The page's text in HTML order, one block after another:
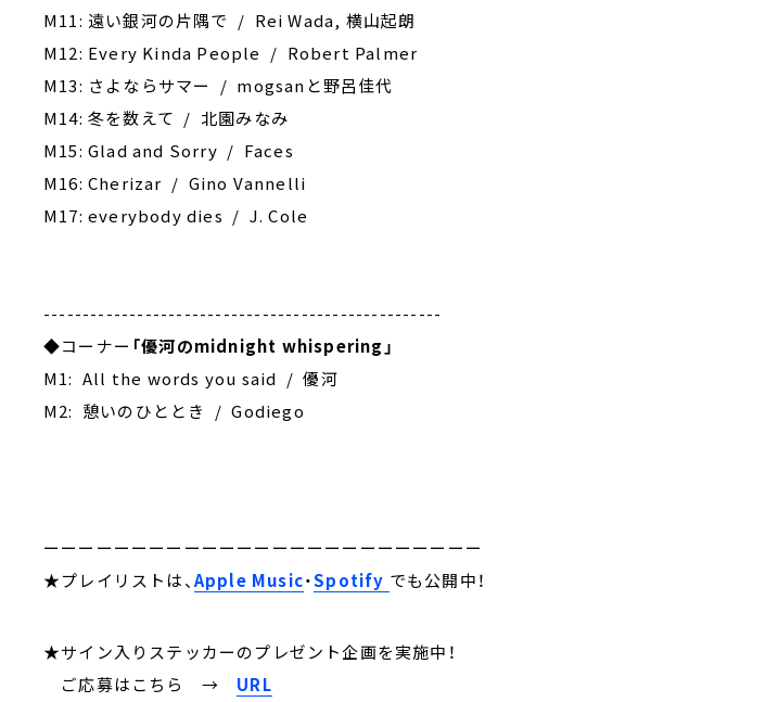
M11: 遠い銀河の片隅で / Rei Wada, 横山起朗
M12: Every Kinda People / Robert Palmer
M13: さよならサマー / mogsanと野呂佳代
M14: ‎冬を数えて / 北園みなみ
M15: Glad and Sorry / Faces
M16: Cherizar / Gino Vannelli
M17: everybody dies / J. Cole
---------------------------------------------------
◆コーナー 「優河のmidnight whispering」
M1: All the words you said / 優河
M2: 憩いのひととき / Godiego
ーーーーーーーーーーーーーーーーーーーーーーーーー
★プレイリストは、 Apple Music・Spotify でも公開中！
★サイン入りステッカーのプレゼント企画を実施中！
ご応募はこちら → URL